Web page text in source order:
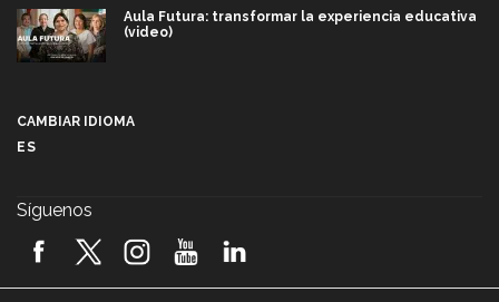
Aula Futura: transformar la experiencia educativa
(video)
2026! (video)
CAMBIAR IDIOMA
ES
Síguenos